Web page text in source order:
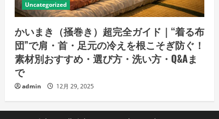
Uncategorized
かいまき（掻巻き）超完全ガイド｜“着る布
団”で肩・首・足元の冷えを根こそぎ防ぐ！
素材別おすすめ・選び方・洗い方・Q&Aま
で
admin 12月 29, 2025